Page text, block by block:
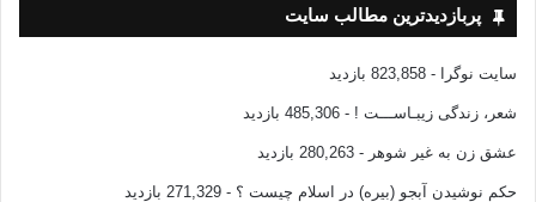
پربازدیدترین مطالب سایت
سایت نوگرا - 823,858 بازدید
شعر، زندگی زیبـاســـت ! - 485,306 بازدید
عشق زن به غیر شوهر - 280,263 بازدید
حکم نوشیدن آبجو (بیره) در اسلام چیست ؟ - 271,329 بازدید